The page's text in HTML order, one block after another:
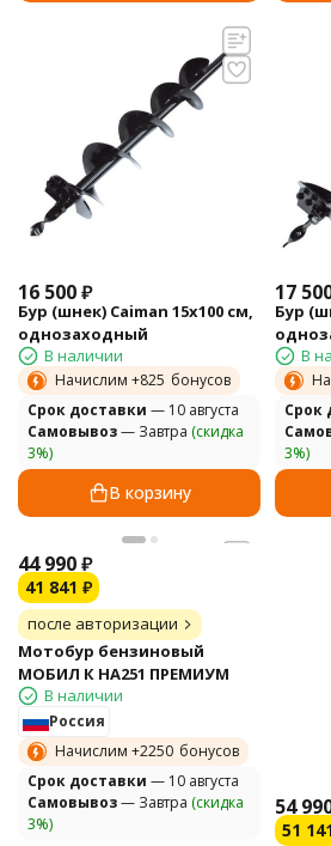
16 500₽
Бур (шнек) Caiman 15х100 см,
однозаходный
В наличии
Начислим +825 бонусов
Cрок доставки — 10 августа
Самовывоз— Завтра (скидка
3%)
В корзину
17
Бур
В
Cрок
3%)
44 990₽
41 841 ₽
после авторизации
Мотобур бензиновый
МОБИЛ К HA251 ПРЕМИУМ
В наличии
Россия
Начислим +2250 бонусов
Cрок доставки — 10 августа
Самовывоз— Завтра (скидка
3%)
54
51